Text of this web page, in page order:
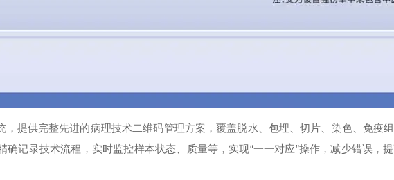
，提供完整先进的病理技术二维码管理方案，覆盖脱水、包埋、切片、染色、免疫
记录技术流程，实时监控样本状态、质量等，实现“一一对应”操作，减少错误，